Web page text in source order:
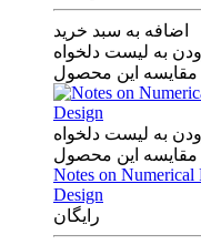
اضافه به سبد خرید
به لیست دلخواه
مقایسه این محصول
به لیست دلخواه
مقایسه این محصول
Notes on
Design
رایگان